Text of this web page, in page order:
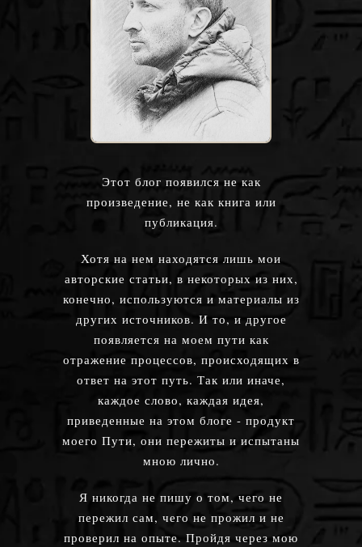
Этот блог появился не как
произведение, не как книга или
публикация.
Хотя на нем находятся лишь мои
авторские статьи, в некоторых из них,
конечно, используются и материалы из
других источников. И то, и другое
появляется на моем пути как
отражение процессов, происходящих в
ответ на этот путь. Так или иначе,
каждое слово, каждая идея,
приведенные на этом блоге - продукт
моего Пути, они пережиты и испытаны
мною лично.
Я никогда не пишу о том, чего не
пережил сам, чего не прожил и не
проверил на опыте. Пройдя через мою